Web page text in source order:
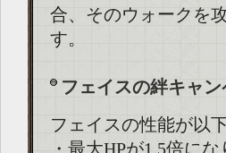
合、そのウォークを
す。
フェイスの絆キャン
フェイスの性能が以
・最大HPが1.5倍にな